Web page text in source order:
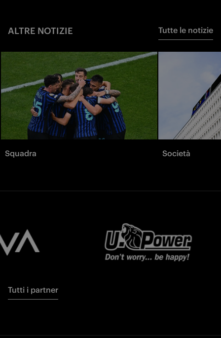
ALTRE NOTIZIE Tutte le notizie
Squadra Società
Tutti i partner